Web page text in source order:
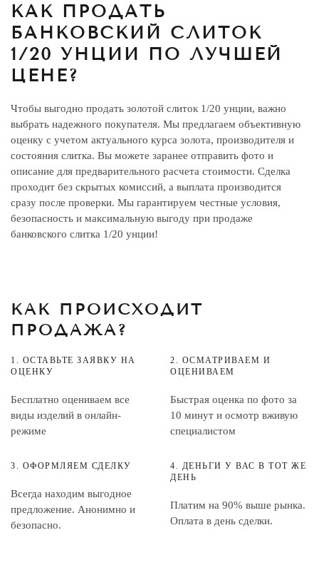
КАК ПРОДАТЬ
БАНКОВСКИЙ СЛИТОК
1/20 УНЦИИ ПО ЛУЧШЕЙ
ЦЕНЕ?
Чтобы выгодно продать золотой слиток 1/20 унции, важно
выбрать надежного покупателя. Мы предлагаем объективную
оценку с учетом актуального курса золота, производителя и
состояния слитка. Вы можете заранее отправить фото и
описание для предварительного расчета стоимости. Сделка
проходит без скрытых комиссий, а выплата производится
сразу после проверки. Мы гарантируем честные условия,
безопасность и максимальную выгоду при продаже
банковского слитка 1/20 унции!
КАК ПРОИСХОДИТ
ПРОДАЖА?
1. ОСТАВЬТЕ ЗАЯВКУ НА
ОЦЕНКУ
Бесплатно оцениваем все
виды изделий в онлайн-
режиме
2. ОСМАТРИВАЕМ И
ОЦЕНИВАЕМ
Быстрая оценка по фото за
10 минут и осмотр вживую
специалистом
3. ОФОРМЛЯЕМ СДЕЛКУ
Всегда находим выгодное
предложение. Анонимно и
безопасно.
4. ДЕНЬГИ У ВАС В ТОТ ЖЕ
ДЕНЬ
Платим на 90% выше рынка.
Оплата в день сделки.